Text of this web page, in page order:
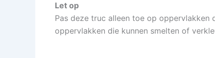
Let op
Pas deze truc alleen toe op
oppervlakken die kunnen smelten of